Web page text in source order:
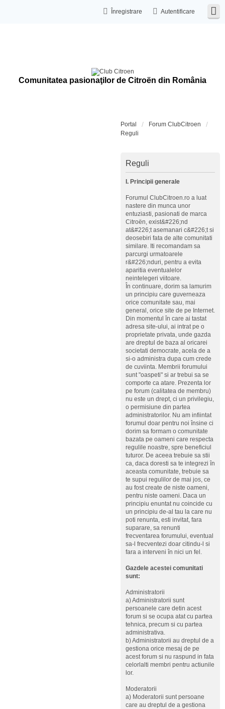
Autentificare
Înregistrare
Comunitatea pasionaţilor de Citroën din România
Portal
Forum ClubCitroen
Reguli
Reguli
I. Principii generale
Forumul ClubCitroen.ro a luat
nastere din munca unor
entuziasti, pasionati de marca
Citroën, exist&#226;nd
at&#226;t asemanari c&#226;t si
deosebiri fata de alte comunitati
similare. Iti recomandam sa
parcurgi urmatoarele
r&#226;nduri, pentru a evita
aparitia eventualelor
neintelegeri viitoare.
În continuare, dorim sa lamurim
un principiu care guverneaza
orice comunitate sau, mai
general, orice site de pe Internet.
Din momentul în care ai tastat
adresa site-ului, ai intrat pe o
proprietate privata, unde gazda
are dreptul de baza al oricarei
societati democrate, acela de a
si-o administra dupa cum crede
de cuviinta. Membrii forumului
sunt "oaspeti" si ar trebui sa se
comporte ca atare. Prezenta lor
pe forum (calitatea de membru)
nu este un drept, ci un privilegiu,
o permisiune din partea
administratorilor. Nu am infiintat
forumul doar pentru noi însine ci
dorim sa formam o comunitate
bazata pe oameni care respecta
regulile noastre, spre beneficiul
tuturor. De aceea trebuie sa stii
ca, daca doresti sa te integrezi în
aceasta comunitate, trebuie sa
te supui regulilor de mai jos, ce
au fost create de niste oameni,
pentru niste oameni. Daca un
principiu enuntat nu coincide cu
un principiu de-al tau la care nu
poti renunta, esti invitat, fara
suparare, sa renunti
frecventarea forumului, eventual
sa-l frecventezi doar citindu-l si
fara a interveni în nici un fel.
Gazdele acestei comunitati
sunt:
Administratorii
a) Administratorii sunt
persoanele care detin acest
forum si se ocupa atat cu partea
tehnica, precum si cu partea
administrativa.
b) Administratorii au dreptul de a
gestiona orice mesaj de pe
acest forum si nu raspund in fata
celorlalti membri pentru actiunile
lor.
Moderatorii
a) Moderatorii sunt persoane
care au dreptul de a gestiona